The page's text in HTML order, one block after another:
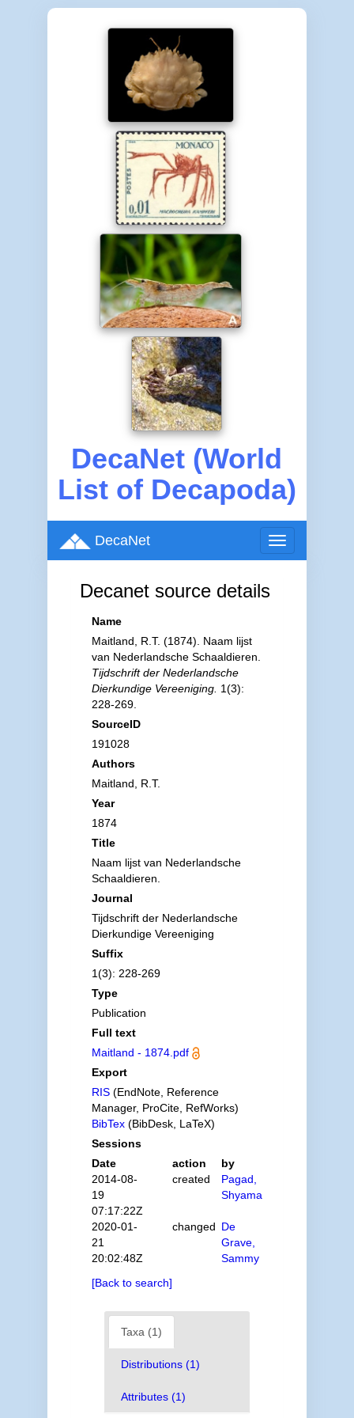
DecaNet (World
List of Decapoda)
Toggle
navigation
DecaNet
Decanet source details
Name
Maitland, R.T. (1874). Naam lijst
van Nederlandsche Schaaldieren.
Tijdschrift der Nederlandsche
Dierkundige Vereeniging. 1(3):
228-269.
SourceID
191028
Authors
Maitland, R.T.
Year
1874
Title
Naam lijst van Nederlandsche
Schaaldieren.
Journal
Tijdschrift der Nederlandsche
Dierkundige Vereeniging
Suffix
1(3): 228-269
Type
Publication
Full text
Maitland - 1874.pdf
Export
RIS(EndNote, Reference
Manager, ProCite, RefWorks)
BibTex(BibDesk, LaTeX)
Sessions
Date
action
by
2014-08-
19
07:17:22Z
created
Pagad,
Shyama
2020-01-
21
20:02:48Z
changed De
Grave,
Sammy
[Back to search]
Taxa (1)
Distributions (1)
Attributes (1)